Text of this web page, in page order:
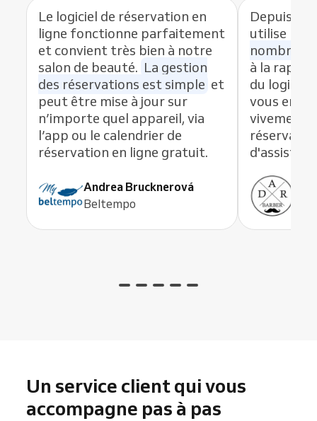
Le logiciel de réservation en
ligne fonctionne parfaitement
et convient très bien à notre
salon de beauté. La gestion
des réservations est simple et
peut être mise à jour sur
n’importe quel appareil, via
l’app ou le calendrier de
réservation en ligne gratuit.
Andrea Brucknerová
Beltempo
Depuis
utilise
nombre
à la
du logiciel
vous en
vivement
Un service client qui vous
accompagne pas à pas